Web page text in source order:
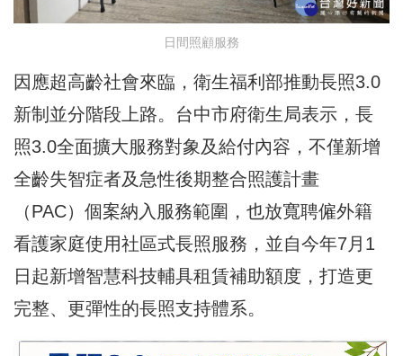
日間照顧服務
因應超高齡社會來臨，衛生福利部推動長照3.0
新制並分階段上路。台中市府衛生局表示，長
照3.0全面擴大服務對象及給付內容，不僅新增
全齡失智症者及急性後期整合照護計畫
（PAC）個案納入服務範圍，也放寬聘僱外籍
看護家庭使用社區式長照服務，並自今年7月1
日起新增智慧科技輔具租賃補助額度，打造更
完整、更彈性的長照支持體系。